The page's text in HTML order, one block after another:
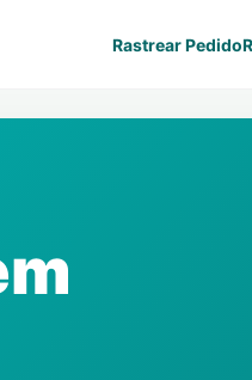
Rastrear Pedido